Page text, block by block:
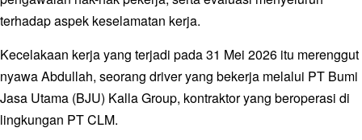
terhadap aspek keselamatan kerja.
Kecelakaan kerja yang terjadi pada 31 Mei 2026 itu merenggut
nyawa Abdullah, seorang driver yang bekerja melalui PT Bumi
Jasa Utama (BJU) Kalla Group, kontraktor yang beroperasi di
lingkungan PT CLM.